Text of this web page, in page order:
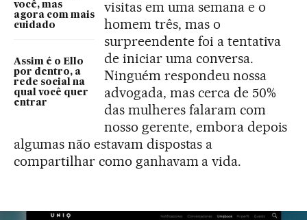
você, mas
agora com mais
cuidado
Assim é o Ello
por dentro, a
rede social na
qual você quer
entrar
visitas em uma semana e o
homem três, mas o
surpreendente foi a tentativa
de iniciar uma conversa.
Ninguém respondeu nossa
advogada, mas cerca de 50%
das mulheres falaram com
nosso gerente, embora depois
algumas não estavam dispostas a
compartilhar como ganhavam a vida.